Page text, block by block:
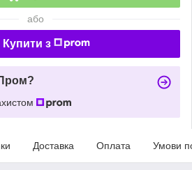
або
Купити з
Доставка Оплата Умови